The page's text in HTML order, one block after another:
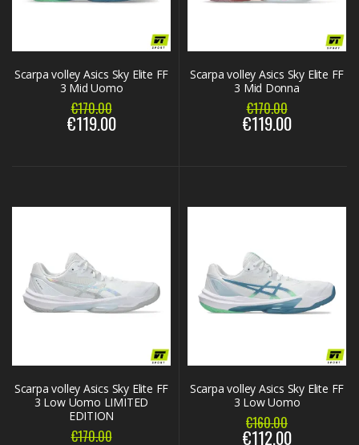
Scarpa volley Asics Sky Elite FF
3 Mid Uomo
€170.00
€119.00
Scarpa volley Asics Sky Elite FF
3 Mid Donna
€170.00
€119.00
Scarpa volley Asics Sky Elite FF
3 Low Uomo LIMITED
EDITION
€170.00
Scarpa volley Asics Sky Elite FF
3 Low Uomo
€160.00
€112.00